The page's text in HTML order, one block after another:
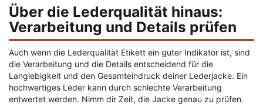
Über die Lederqualität hinaus:
Verarbeitung und Details prüfen
Auch wenn die Lederqualität Etikett ein guter Indikator ist, sind
die Verarbeitung und die Details entscheidend für die
Langlebigkeit und den Gesamteindruck deiner Lederjacke. Ein
hochwertiges Leder kann durch schlechte Verarbeitung
entwertet werden. Nimm dir Zeit, die Jacke genau zu prüfen.